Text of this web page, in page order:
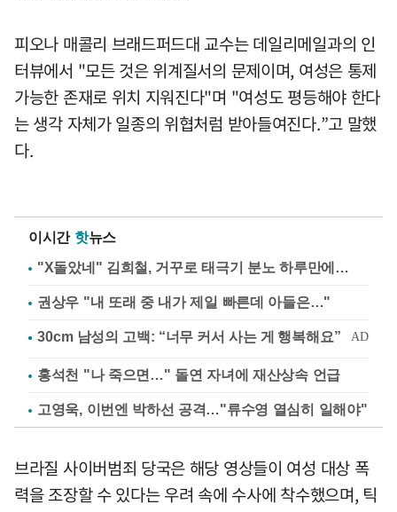
피오나 매콜리 브래드퍼드대 교수는 데일리메일과의 인
터뷰에서 "모든 것은 위계질서의 문제이며, 여성은 통제
가능한 존재로 위치 지워진다"며 "여성도 평등해야 한다
는 생각 자체가 일종의 위협처럼 받아들여진다.”고 말했
다.
이시간 핫뉴스
"X돌았네" 김희철, 거꾸로 태극기 분노 하루만에…
권상우 "내 또래 중 내가 제일 빠른데 아들은…"
홍석천 "나 죽으면…" 돌연 자녀에 재산상속 언급
고영욱, 이번엔 박하선 공격…"류수영 열심히 일해야"
브라질 사이버범죄 당국은 해당 영상들이 여성 대상 폭
력을 조장할 수 있다는 우려 속에 수사에 착수했으며, 틱